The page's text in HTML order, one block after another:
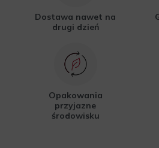
Dostawa nawet na
drugi dzień
Opakowania
przyjazne
środowisku